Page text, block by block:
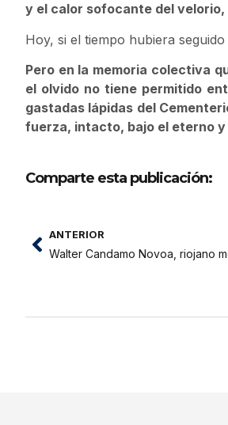
y el calor sofocante del
Hoy, si el tiempo hubiera
Pero en la memoria colectiva
el olvido no tiene permitido
gastadas lápidas del
fuerza, intacto, bajo el eterno
Comparte esta publicación:
ANTERIOR
Walter Candamo Novoa, riojano